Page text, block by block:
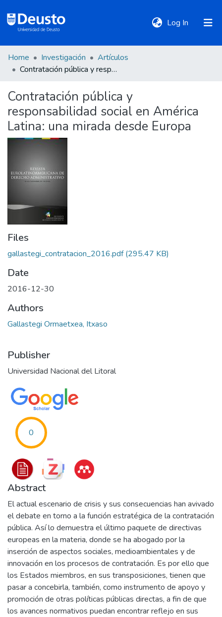
Log In (current)
DeustoTeka
Communities
&
Collections
Statistics
Home Investigación
Artículos
Contratación pública y responsabilidad social en América Latina: una mirada desde Europa
Contratación pública y
responsabilidad social en América
Latina: una mirada desde Europa
Files
gallastegi_contratacion_2016.pdf(295.47 KB)
Date
2016-12-30
Authors
Gallastegi Ormaetxea, Itxaso
Publisher
Universidad Nacional del Litoral
0
Abstract
El actual escenario de crisis y sus consecuencias han avivado
el debate en torno a la función estratégica de la contratación
pública. Así lo demuestra el último paquete de directivas
europeas en la materia, donde se ha abogado por la
inserción de aspectos sociales, medioambientales y de
innovación en los procesos de contratación. Es por ello que
los Estados miembros, en sus transposiciones, tienen que
pasar a concebirla, también, como instrumento de apoyo y
promoción de otras políticas públicas directas, a fin de que
los avances normativos puedan encontrar reflejo en sus